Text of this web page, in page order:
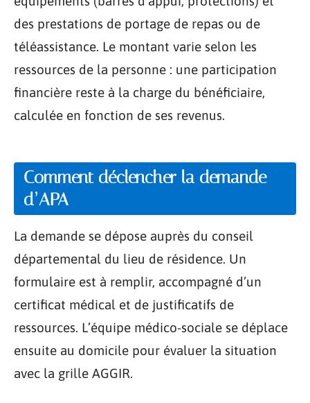
des prestations de portage de repas ou de
téléassistance. Le montant varie selon les
ressources de la personne : une participation
financière reste à la charge du bénéficiaire,
calculée en fonction de ses revenus.
Comment déclencher la demande
d’APA
La demande se dépose auprès du conseil
départemental du lieu de résidence. Un
formulaire est à remplir, accompagné d’un
certificat médical et de justificatifs de
ressources. L’équipe médico-sociale se déplace
ensuite au domicile pour évaluer la situation
avec la grille AGGIR.